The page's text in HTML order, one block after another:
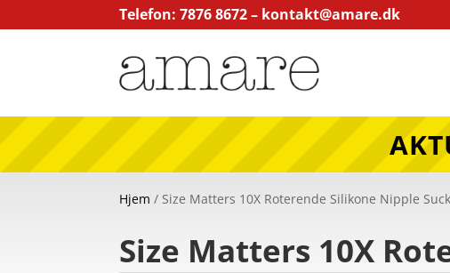
Telefon: 7876 8672 – kontakt@amare.dk
Hjem / Size Matters 10X Roterende Silikone Nipple
Size Matters 10X